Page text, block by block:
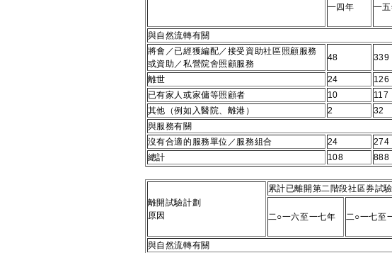
一四年
一
與自然流轉有關
將會／已經獲編配／接受資助社區照顧服務
或資助／私營院舍照顧服務
48 339
離世 24 126
已有家人或家傭等照顧者
10 117
其他（例如入醫院、離港）
2 32
與服務有關
沒有合適的服務單位／服務組合
24 274
總計
108 888
離開試驗計劃
原因
累計已離開第二階段社區券試
二○一六至一七年 二○一七至
與自然流轉有關